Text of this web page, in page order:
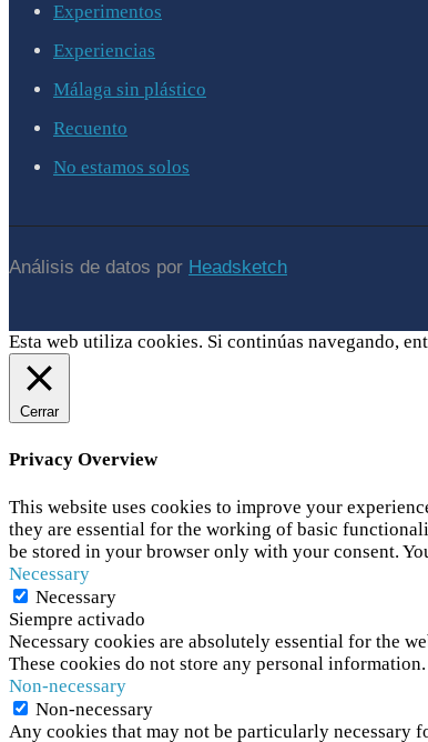
Experimentos
Experiencias
Málaga sin plástico
Recuento
No estamos solos
Análisis de datos por Headsketch
Esta web utiliza cookies. Si continúas navegando,
Cerrar
Privacy Overview
This website uses cookies to improve your
they are essential for the working of basic
be stored in your browser only with your consent.
Necessary
Necessary
Siempre activado
Necessary cookies are absolutely essential for the
These cookies do not store any personal information.
Non-necessary
Non-necessary
Any cookies that may not be particularly necessary